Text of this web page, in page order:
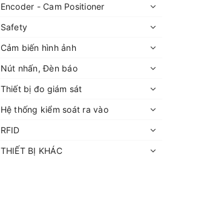
Encoder - Cam Positioner
Safety
Cảm biến hình ảnh
Nút nhấn, Đèn báo
Thiết bị đo giám sát
Hệ thống kiểm soát ra vào
RFID
THIẾT BỊ KHÁC